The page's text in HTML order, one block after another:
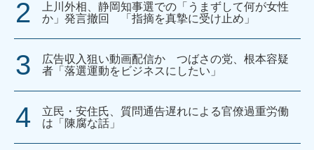
上川外相、静岡知事選での「うまずして何が女性
か」発言撤回 「指摘を真摯に受け止め」
広告収入狙い動画配信か つばさの党、根本容疑
者「落選運動をビジネスにしたい」
立民・安住氏、質問通告遅れによる官僚過重労働
は「陳腐な話」